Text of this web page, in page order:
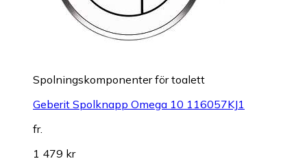
Spolningskomponenter för toalett
Geberit Spolknapp Omega 10 116057KJ1
fr.
1 479 kr